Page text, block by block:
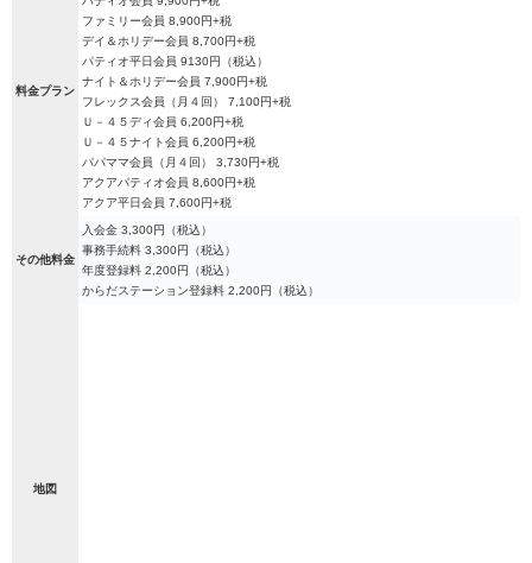
料金プラン
ファミリー会員 8,900円+税
デイ＆ホリデー会員 8,700円+税
パティオ平日会員 9130円（税込）
ナイト＆ホリデー会員 7,900円+税
フレックス会員（月４回） 7,100円+税
Ｕ－４５ディ会員 6,200円+税
Ｕ－４５ナイト会員 6,200円+税
パパママ会員（月４回） 3,730円+税
アクアパティオ会員 8,600円+税
アクア平日会員 7,600円+税
その他料金
入会金 3,300円（税込）
事務手続料 3,300円（税込）
年度登録料 2,200円（税込）
からだステーション登録料 2,200円（税込）
地図